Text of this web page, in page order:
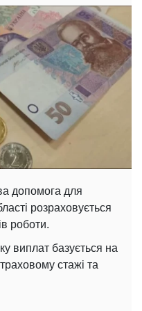
допомога для
розраховується
роботи.
виплат базується на
стажі та